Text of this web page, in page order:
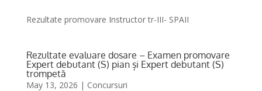
Rezultate promovare Instructor tr-III- SPAII
Rezultate evaluare dosare – Examen promovare
Expert debutant (S) pian și Expert debutant (S)
trompetă
May 13, 2026 | Concursuri